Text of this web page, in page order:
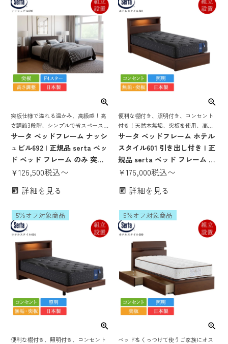
ブル クイーン1 クイーン2 セミ
キング
突板仕様で溢れる温かみ、高級感！高
さ調節3段階、シンプルで省スペースな
定番ベッドフレーム
サータ ベッドフレーム ナッシ
ュビル692 | 正規品 serta ベッ
ド ベッド フレーム のみ 突板
日本製 国産 F4スター 高さ調
ロータイプ パーソナルシング
1 クイーン2 セミキング
¥126,500税込〜
詳細を見る
便利な棚付き、照明付き、コンセント
付き！天然木無垢、突板を使用、高級
感、温かみのあるサータ 定番ベッドフ
レーム
サータ ベッドフレーム ホテル
スタイル601 引き出し付き | 正
規品 serta ベッド フレーム の
み 突板 日本製 国産 F4スター
付き 照明付き コンセント付き
ル ダブル クイーン1
¥176,000税込〜
詳細を見る
便利な棚付き、照明付き、コンセント
5％オフ対象商品
ベッドをくっつけて使うご家族にオス
5％オフ対象商品